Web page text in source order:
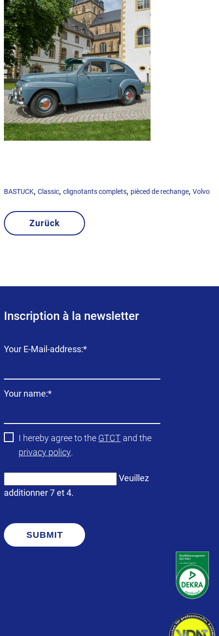
BASTUCK, Classic, clignotants complets, pièced de rechange, Volvo
Zurück
Inscription à la newsletter
Champ
Your E-Mail-address:*
Champ
Your name:*
I hereby agree to the GTCT and the
privacy policy.
Veuillez
additionner 7 et 4.
SUBMIT